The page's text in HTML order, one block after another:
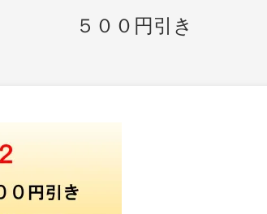
５００円引き